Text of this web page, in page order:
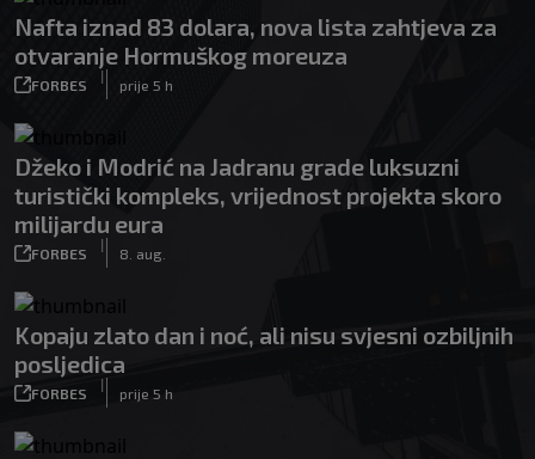
Nafta iznad 83 dolara, nova lista zahtjeva za
otvaranje Hormuškog moreuza
FORBES
|
prije 5 h
Džeko i Modrić na Jadranu grade luksuzni
turistički kompleks, vrijednost projekta skoro
milijardu eura
FORBES
|
8. aug.
Kopaju zlato dan i noć, ali nisu svjesni ozbiljnih
posljedica
FORBES
|
prije 5 h